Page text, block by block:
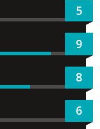
5
9
8
6